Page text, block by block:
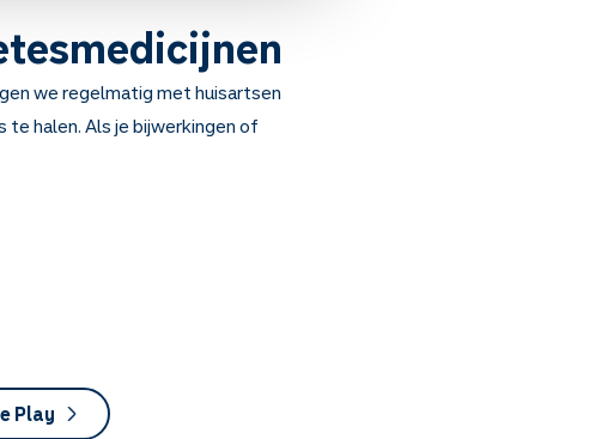
we regelmatig met huisartsen
halen. Als je bijwerkingen of
Play